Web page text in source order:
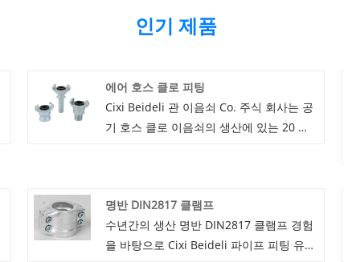
인기 제품
에어 호스 클로 피팅
Cixi Beideli 관 이음쇠 Co. 주식 회사는 공
기 호스 클로 이음쇠의 생산에 있는 20 년
및 저가가 있고, 우리는 또한 제공합니다
협력을 기대하는 직업적인 판매 후 서비스.
명반 DIN2817 클램프
수년간의 생산 명반 DIN2817 클램프 경험
을 바탕으로 Cixi Beideli 파이프 피팅 유한